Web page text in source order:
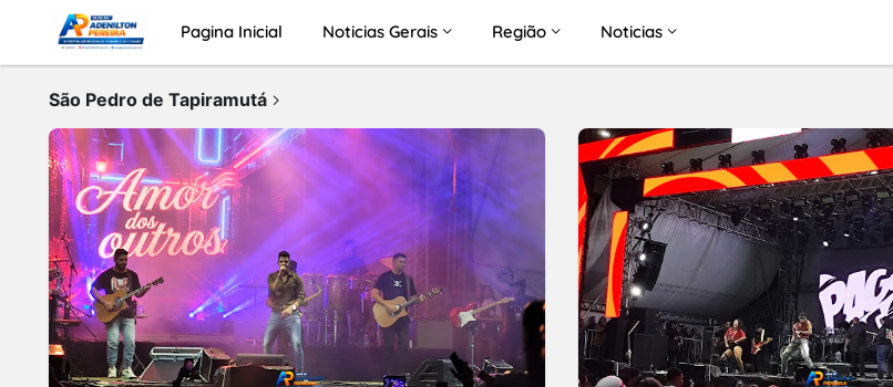
Pagina Inicial Noticias Gerais Região Noticias
São Pedro de Tapiramutá